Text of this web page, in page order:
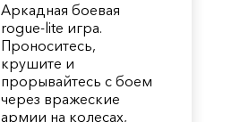
Аркадная боевая
rogue-lite игра.
Проноситесь,
крушите и
прорывайтесь с боем
через вражеские
армии на колесах,